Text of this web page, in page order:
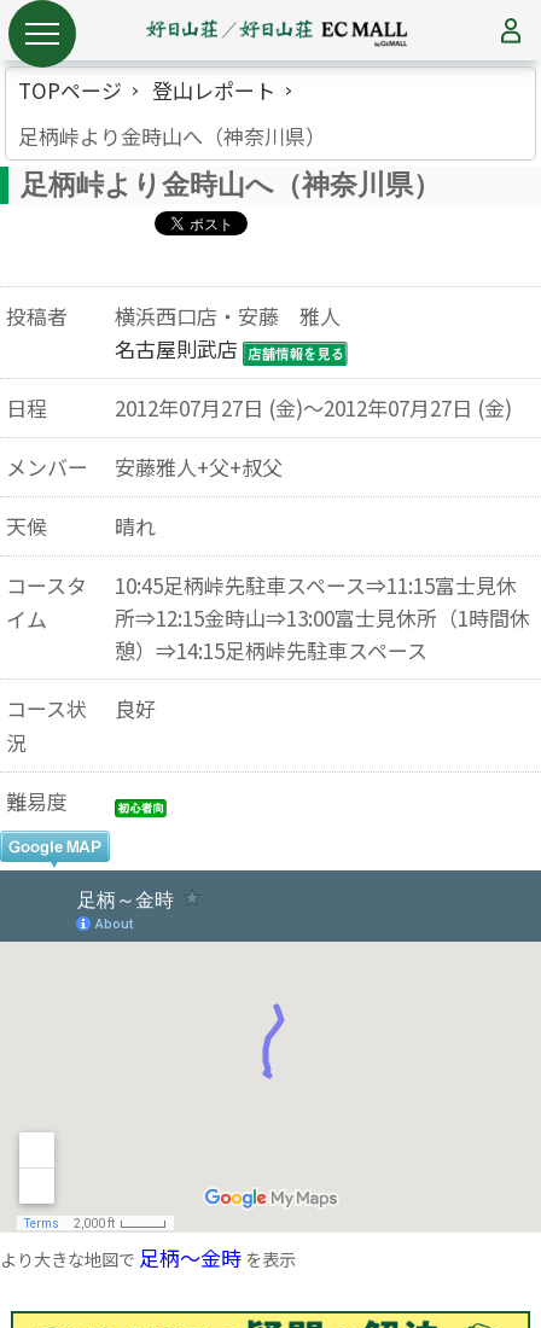
TOPページ
登山レポート
足柄峠より金時山へ（神奈川県）
足柄峠より金時山へ（神奈川県）
投稿者
横浜西口店・安藤 雅人
名古屋則武店
日程
2012年07月27日 (金)～2012年07月27日 (金)
メンバー
安藤雅人+父+叔父
天候
晴れ
コースタ
イム
10:45足柄峠先駐車スペース⇒11:15富士見休
所⇒12:15金時山⇒13:00富士見休所（1時間休
憩）⇒14:15足柄峠先駐車スペース
コース状
況
良好
難易度
より大きな地図で 足柄～金時 を表示